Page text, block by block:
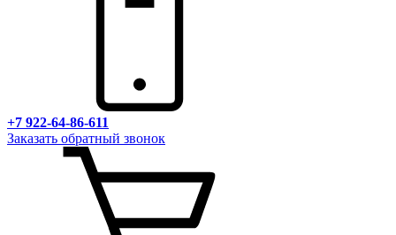
+7 922-64-86-611
Заказать обратный звонок